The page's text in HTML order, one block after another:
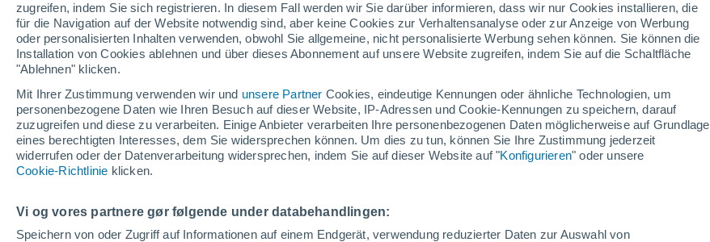
zugreifen, indem Sie sich registrieren. In diesem Fall werden wir Sie darüber informieren, dass wir nur Cookies installieren, die
für die Navigation auf der Website notwendig sind, aber keine Cookies zur Verhaltensanalyse oder zur Anzeige von Werbung
oder personalisierten Inhalten verwenden, obwohl Sie allgemeine, nicht personalisierte Werbung sehen können. Sie können die
Installation von Cookies ablehnen und über dieses Abonnement auf unsere Website zugreifen, indem Sie auf die Schaltfläche
"Ablehnen" klicken.
Mit Ihrer Zustimmung verwenden wir und unsere Partner Cookies, eindeutige Kennungen oder ähnliche Technologien, um
personenbezogene Daten wie Ihren Besuch auf dieser Website, IP-Adressen und Cookie-Kennungen zu speichern, darauf
zuzugreifen und diese zu verarbeiten. Einige Anbieter verarbeiten Ihre personenbezogenen Daten möglicherweise auf Grundlage
eines berechtigten Interesses, dem Sie widersprechen können. Um dies zu tun, können Sie Ihre Zustimmung jederzeit
widerrufen oder der Datenverarbeitung widersprechen, indem Sie auf dieser Website auf "Konfigurieren" oder unsere
Cookie-Richtlinie klicken.
Vi og vores partnere gør følgende under databehandlingen:
Speichern von oder Zugriff auf Informationen auf einem Endgerät, verwendung reduzierter Daten zur Auswahl von
Pisten nach
Schwierigkeitsgrad
0 1 1 0
befahrbare Pistenkilometer 0 / 3
Offene Pisten 0 / 2
Schneeverhältnisse
Schneehöhe iauf dem Berg
Schneebeschaffenheit im Tal